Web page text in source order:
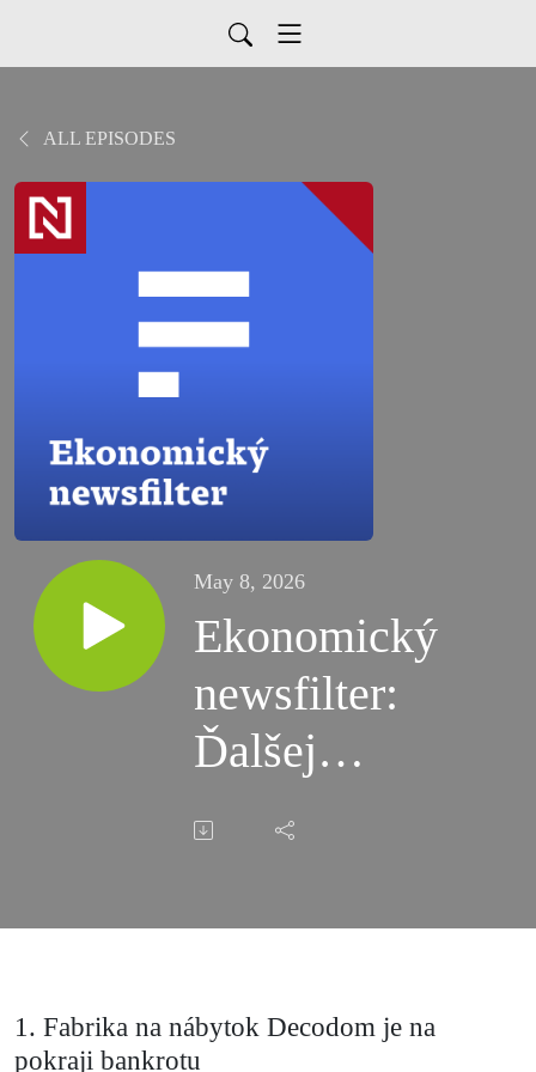
ALL EPISODES
May 8, 2026
Ekonomický
newsfilter:
Ďalšej
veľkej
fabrike
1. Fabrika na nábytok Decodom je na
pokraji bankrotu